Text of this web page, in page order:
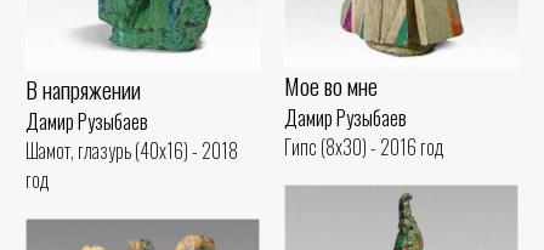
Мое во мне
Дамир Рузыбаев
Гипс (8x30) - 2016 год
В напряжении
Дамир Рузыбаев
Шамот, глазурь (40x16) - 2018
год